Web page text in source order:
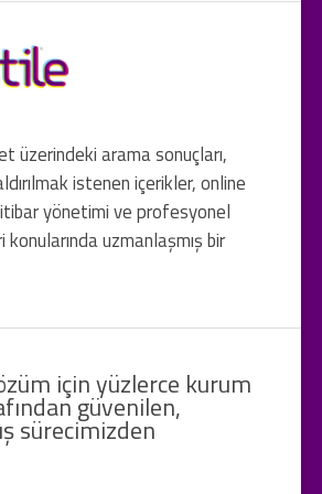
üzerindeki arama sonuçları,
istenen içerikler, online
yönetimi ve profesyonel
uzmanlaşmış bir
için yüzlerce kurum
güvenilen,
sürecimizden